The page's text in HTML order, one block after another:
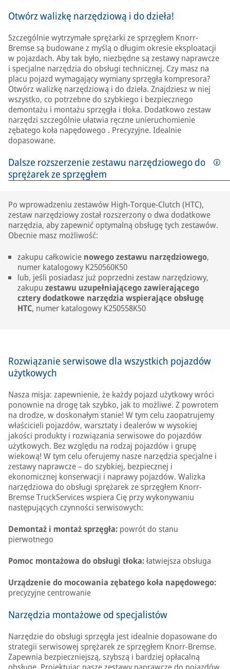
Otwórz walizkę narzędziową i do dzieła!
Szczególnie wytrzymałe sprężarki ze sprzęgłem Knorr-
Bremse są budowane z myślą o długim okresie eksploatacji
w pojazdach. Aby tak było, niezbędne są zestawy naprawcze
i specjalne narzędzia do obsługi technicznej. Czy masz na
placu pojazd wymagający wymiany sprzęgła kompresora?
Otwórz walizkę narzędziową i do dzieła. Znajdziesz w niej
wszystko, co potrzebne do szybkiego i bezpiecznego
demontażu i montażu sprzęgła i tłoka. Dodatkowo zestaw
narzędzi szczególnie ułatwia ręczne unieruchomienie
zębatego koła napędowego . Precyzyjne. Idealnie
dopasowane.
Dalsze rozszerzenie zestawu narzędziowego do
sprężarek ze sprzęgłem
Po wprowadzeniu zestawów High-Torque-Clutch (HTC),
zestaw narzędziowy został rozszerzony o dwa dodatkowe
narzędzia, aby zapewnić optymalną obsługę tych zestawów.
Obecnie masz możliwość:
zakupu całkowicie nowego zestawu narzędziowego,
numer katalogowy K250560K50
lub, jeśli posiadasz już poprzedni zestaw narzędziowy,
zakupu zestawu uzupełniającego zawierającego
cztery dodatkowe narzędzia wspierające obsługę
HTC, numer katalogowy K250558K50
Rozwiązanie serwisowe dla wszystkich pojazdów
użytkowych
Nasza misja: zapewnienie, że każdy pojazd użytkowy wróci
ponownie na drogę tak szybko, jak to możliwe. Z powrotem
na drodze, w doskonałym stanie! W tym celu zaopatrujemy
właścicieli pojazdów, warsztaty i dealerów w wysokiej
jakości produkty i rozwiązania serwisowe do pojazdów
użytkowych. Bez względu na rodzaj pojazdów i grupę
wiekową! W tym celu oferujemy nasze narzędzia specjalne i
zestawy naprawcze – do szybkiej, bezpiecznej i
ekonomicznej konserwacji i naprawy pojazdów. Walizka
narzędziowa do obsługi sprężarek ze sprzęgłem Knorr-
Bremse TruckServices wspiera Cię przy wykonywaniu
następujących czynności serwisowych:
Demontaż i montaż sprzęgła: powrót do stanu
pierwotnego
Pomoc montażowa do obsługi tłoka:łatwiejsza obsługa
Urządzenie do mocowania zębatego koła napędowego:
precyzyjne centrowanie
Narzędzia montażowe od specjalistów
Narzędzie do obsługi sprzęgła jest idealnie dopasowane do
strategii serwisowej sprężarek ze sprzęgłem Knorr-Bremse.
Zapewnia bezpieczniejszą, szybszą i bardziej opłacalną